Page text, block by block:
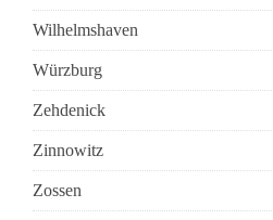
Wilhelmshaven
Würzburg
Zehdenick
Zinnowitz
Zossen